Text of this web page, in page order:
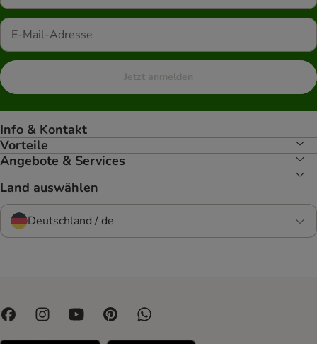
Jetzt anmelden
Info & Kontakt
Vorteile
Angebote & Services
Land auswählen
Deutschland / de